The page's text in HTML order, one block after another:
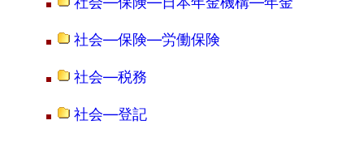
社会―保険―労働保険
社会―税務
社会―登記